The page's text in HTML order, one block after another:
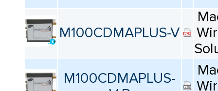
M100CDMAPLUS-V
M100CDMAPLUS-